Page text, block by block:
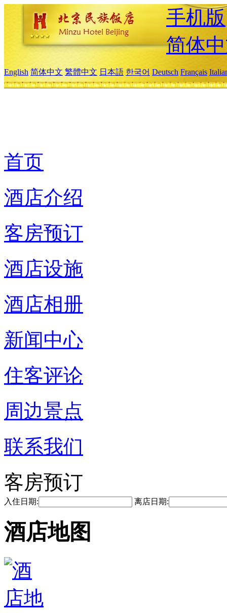
手机版
简体
English 简体中文 繁體中文 日本語 한국어 Deutsch Français
首页
酒店介绍
客房预订
酒店设施
酒店相册
新闻中心
住客评论
周边景点
联系我们
客房预订
入住日期: 离店日期:
酒店地图